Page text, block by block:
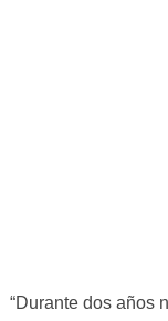
“Durante dos años